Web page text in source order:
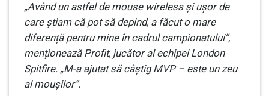
„Având un astfel de mouse wireless și ușor de
care știam că pot să depind, a făcut o mare
diferență pentru mine în cadrul campionatului”,
menționează Profit, jucător al echipei London
Spitfire. „M-a ajutat să câștig MVP – este un zeu
al moușilor”.